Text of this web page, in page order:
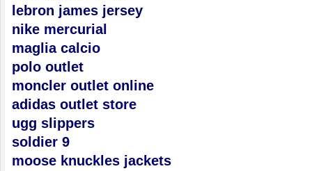
lebron james jersey
nike mercurial
maglia calcio
polo outlet
moncler outlet online
adidas outlet store
ugg slippers
soldier 9
moose knuckles jackets